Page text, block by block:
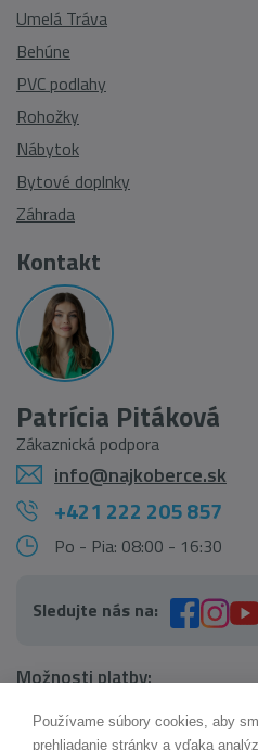
Umelá Tráva
Behúne
PVC podlahy
Rohožky
Nábytok
Bytové doplnky
Záhrada
Kontakt
Patrícia Pitáková
Zákaznická podpora
info@najkoberce.sk
+421 222 205 857
Po - Pia: 08:00 - 16:30
Sledujte nás na:
Možnosti platby:
Používame súbory cookies, aby
prehliadanie stránky a vďaka
AI pomocník Maxík